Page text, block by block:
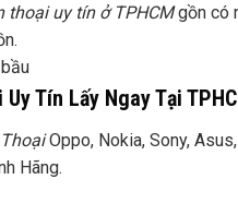
thoại uy tín ở TPHCMgồn có
Tín Lấy Ngay Tại
Oppo, Nokia, Sony,
Hãng.